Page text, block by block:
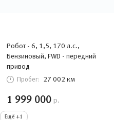
Робот - 6, 1,5, 170 л.с.,
Бензиновый, FWD - передний
привод
Пробег: 27 002 км
1 999 000 р.
Ещё +1